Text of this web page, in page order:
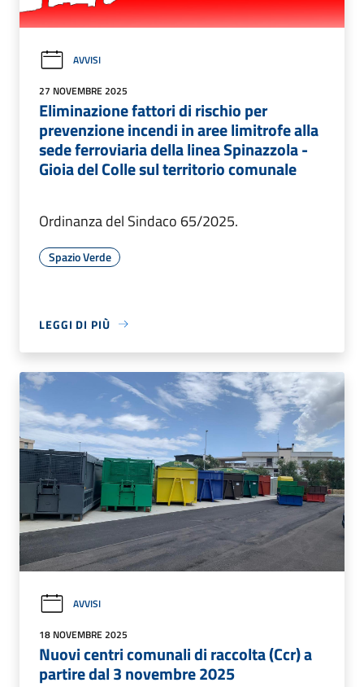
AVVISI
27 NOVEMBRE 2025
Eliminazione fattori di rischio per
prevenzione incendi in aree limitrofe alla
sede ferroviaria della linea Spinazzola -
Gioia del Colle sul territorio comunale
Ordinanza del Sindaco 65/2025.
Spazio Verde
LEGGI DI PIÙ
AVVISI
18 NOVEMBRE 2025
Nuovi centri comunali di raccolta (Ccr) a
partire dal 3 novembre 2025